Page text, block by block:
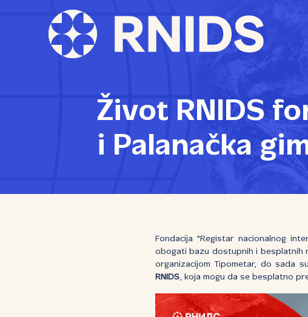
Život RNIDS
i Palanačka
Fondacija "Registar nacionalnog
obogati bazu dostupnih i besplatnih
organizacijom Tipometar, do sada
RNIDS, koja mogu da se besplatno